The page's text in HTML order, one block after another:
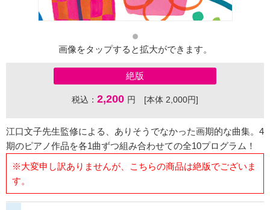
画像をタップすると拡大ができます。
絶版
税込： 2,200 円 [本体 2,000円]
江口文子先生監修による、ありそうでなかった画期的な曲集。4
期のピアノ作品を各1曲ずつ組み合わせての全10プログラム！
※大変申し訳ありませんが、こちらの商品は絶版でございま
す。